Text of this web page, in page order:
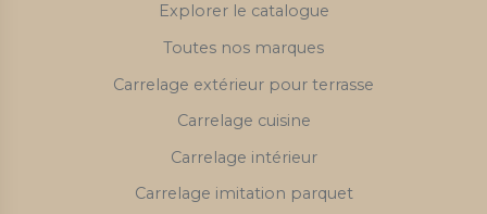
Explorer le catalogue
Toutes nos marques
Carrelage extérieur pour terrasse
Carrelage cuisine
Carrelage intérieur
Carrelage imitation parquet